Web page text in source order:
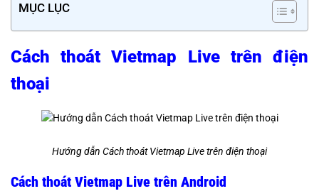
MỤC LỤC
Cách thoát Vietmap Live trên điện
thoại
Hướng dẫn Cách thoát Vietmap Live trên điện thoại
Cách thoát Vietmap Live trên Android